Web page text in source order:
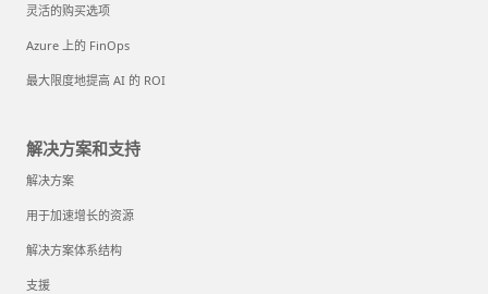
灵活的购买选项
Azure 上的 FinOps
最大限度地提高 AI 的 ROI
解决方案和支持
解决方案
用于加速增长的资源
解决方案体系结构
支援